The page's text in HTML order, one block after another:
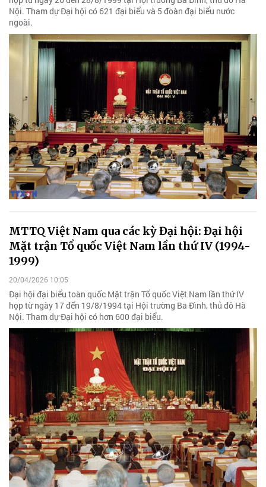
Nội. Tham dự Đại hội có 621 đại biểu và 5 đoàn đại biểu nước
ngoài.
MTTQ Việt Nam qua các kỳ Đại hội: Đại hội
Mặt trận Tổ quốc Việt Nam lần thứ IV (1994-
1999)
20/04/2026 10:05
Đại hội đại biểu toàn quốc Mặt trận Tổ quốc Việt Nam lần thứ IV
họp từ ngày 17 đến 19/8/1994 tại Hội trường Ba Đình, thủ đô Hà
Nội. Tham dự Đại hội có hơn 600 đại biểu.